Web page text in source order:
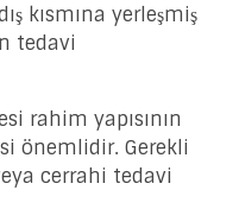
kısmına yerleşmiş
tedavi
rahim yapısının
önemlidir. Gerekli
cerrahi tedavi